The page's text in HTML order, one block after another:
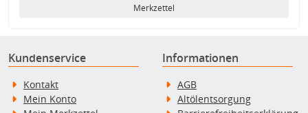
Merkzettel
Kundenservice
Kontakt
Mein Konto
Informationen
AGB
Altölentsorgung